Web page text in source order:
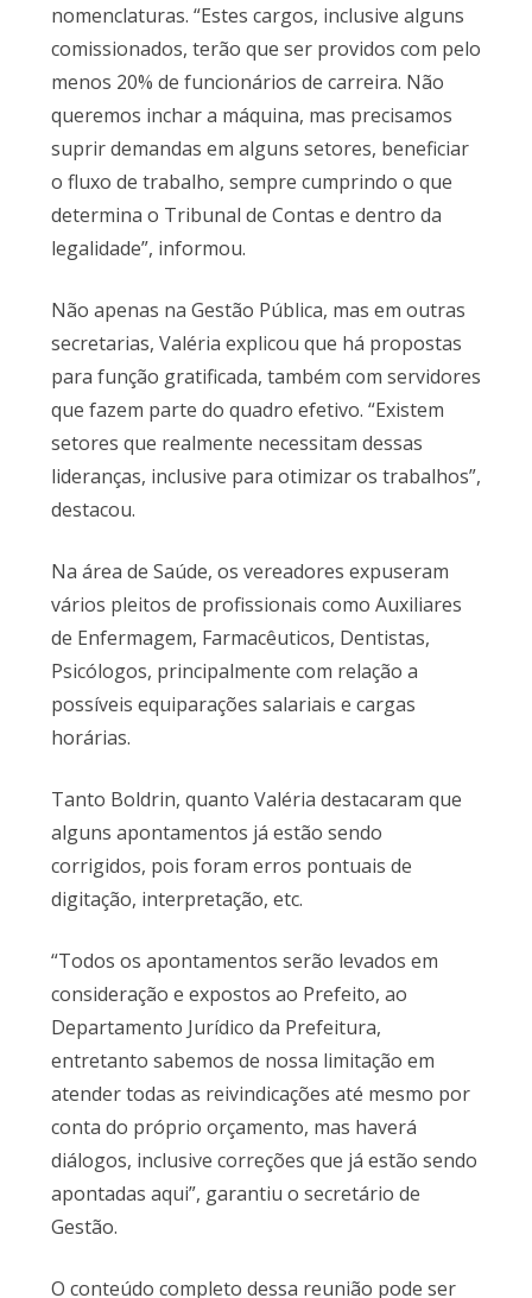
nomenclaturas. “Estes cargos, inclusive alguns
comissionados, terão que ser providos com pelo
menos 20% de funcionários de carreira. Não
queremos inchar a máquina, mas precisamos
suprir demandas em alguns setores, beneficiar
o fluxo de trabalho, sempre cumprindo o que
determina o Tribunal de Contas e dentro da
legalidade”, informou.
Não apenas na Gestão Pública, mas em outras
secretarias, Valéria explicou que há propostas
para função gratificada, também com servidores
que fazem parte do quadro efetivo. “Existem
setores que realmente necessitam dessas
lideranças, inclusive para otimizar os trabalhos”,
destacou.
Na área de Saúde, os vereadores expuseram
vários pleitos de profissionais como Auxiliares
de Enfermagem, Farmacêuticos, Dentistas,
Psicólogos, principalmente com relação a
possíveis equiparações salariais e cargas
horárias.
Tanto Boldrin, quanto Valéria destacaram que
alguns apontamentos já estão sendo
corrigidos, pois foram erros pontuais de
digitação, interpretação, etc.
“Todos os apontamentos serão levados em
consideração e expostos ao Prefeito, ao
Departamento Jurídico da Prefeitura,
entretanto sabemos de nossa limitação em
atender todas as reivindicações até mesmo por
conta do próprio orçamento, mas haverá
diálogos, inclusive correções que já estão sendo
apontadas aqui”, garantiu o secretário de
Gestão.
O conteúdo completo dessa reunião pode ser